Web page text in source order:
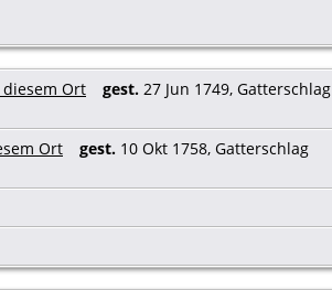
gest. 27 Jun 1749, Gatterschlag
gest. 10 Okt 1758, Gatterschlag